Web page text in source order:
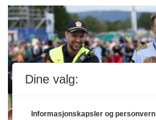
Dine valg:
Informasjonskapsler og personvern